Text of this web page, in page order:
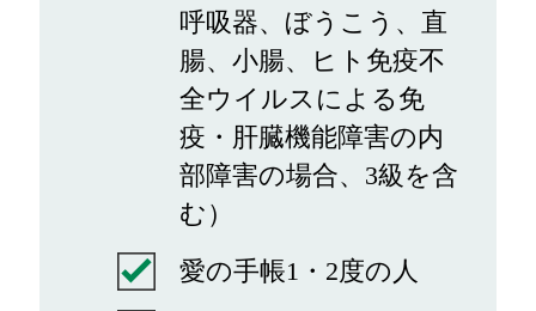
呼吸器、ぼうこう、直
腸、小腸、ヒト免疫不
全ウイルスによる免
疫・肝臓機能障害の内
部障害の場合、3級を含
む）
愛の手帳1・2度の人